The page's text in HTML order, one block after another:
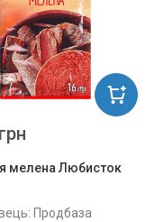
мелена Любисток
Продбаза